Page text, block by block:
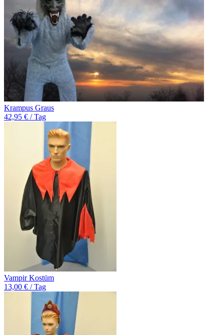
Krampus Graus
42,95 € / Tag
Vampir Kostüm
13,00 € / Tag